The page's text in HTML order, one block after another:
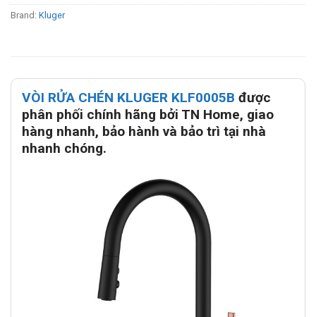
Brand: Kluger
VÒI RỬA CHÉN KLUGER KLF0005B được
phân phối chính hãng bởi TN Home, giao
hàng nhanh, bảo hành và bảo trì tại nhà
nhanh chóng.